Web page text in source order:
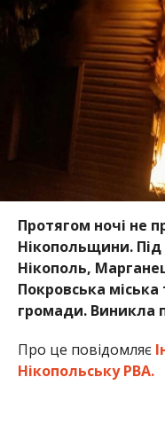
Протягом ночі не
Нікопольщини.
Нікополь,
Покровська міська
громади. Виникла
Про це повідомляє
Нікопольську РВА.